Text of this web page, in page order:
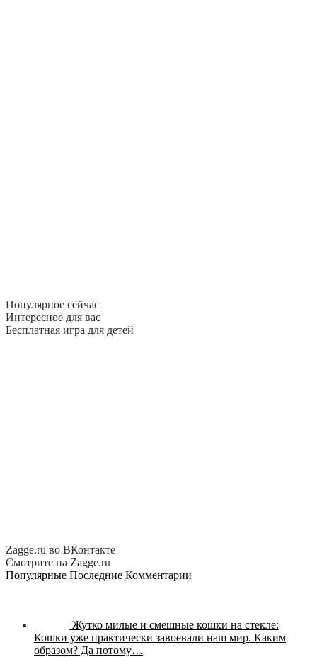
Популярное сейчас
Интересное для вас
Бесплатная игра для детей
Zagge.ru во ВКонтакте
Смотрите на Zagge.ru
Популярные Последние Комментарии
Жутко милые и смешные кошки на стекле:
Кошки уже практически завоевали наш мир. Каким
образом? Да потому…